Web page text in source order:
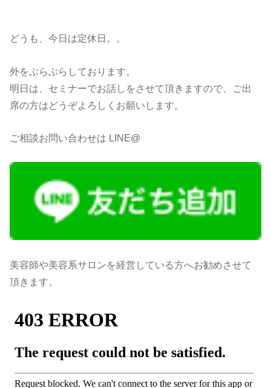
どうも、今日は定休日。。
外をぶらぶらしております。
明日は、セミナーでお話しをさせて頂きますので、ご出
席の方はどうぞよろしくお願いします。
ご相談お問い合わせは LINE@
美容師や美容系サロンを経営している方へお勧めさせて
頂きます。